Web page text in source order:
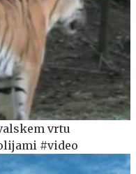
vrtu
#video